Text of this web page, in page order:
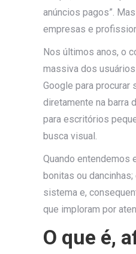
anúncios pagos”.
empresas e
Nos últimos anos, o
massiva dos
Google para
diretamente na barra
para escritórios
busca visual.
Quando entendemos
bonitas ou
sistema e,
que imploram por
O que é,